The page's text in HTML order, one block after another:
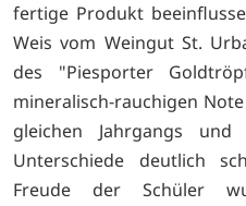
fertige Produkt
Weis vom Weingut St.
des "Piesporter
mineralisch-rauchigen
gleichen Jahrgangs
Unterschiede deutlich
Freude der Schüler